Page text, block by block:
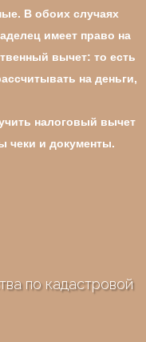
В обоих случаях
имеет право на
вычет: то есть
на деньги,
налоговый вычет
чеки и документы.
по кадастровой